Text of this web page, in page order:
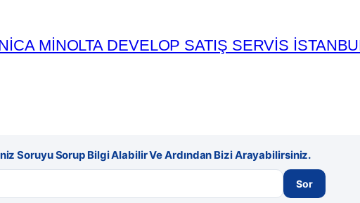
MİNOLTA DEVELOP SATIŞ SERVİS
Soruyu Sorup Bilgi Alabilir Ve Ardından Bizi Arayabilirsiniz.
Sor